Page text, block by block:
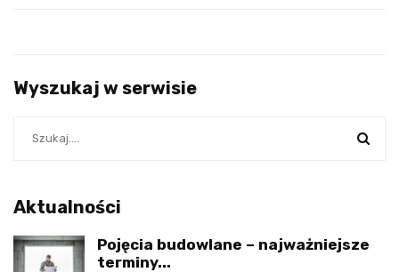
Wyszukaj w serwisie
Aktualności
Pojęcia budowlane – najważniejsze
terminy...